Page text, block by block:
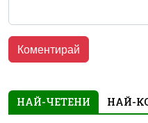
НАЙ-ЧЕТЕНИ НАЙ-